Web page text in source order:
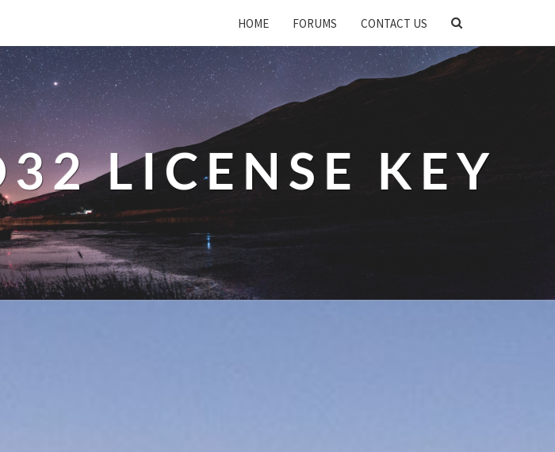
HOME FORUMS CONTACT US
SEARCH
LICENSE KEY